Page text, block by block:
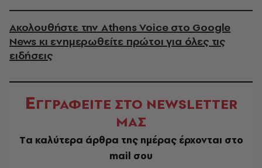
Ακολουθήστε την Athens Voice στο Google
News κι ενημερωθείτε πρώτοι για όλες τις
ειδήσεις
ΕΓΓΡΑΦΕΙΤΕ ΣΤΟ NEWSLETTER
ΜΑΣ
Tα καλύτερα άρθρα της ημέρας έρχονται στο
mail σου